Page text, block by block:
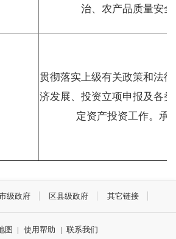
治、农产品质量安
贯彻落实上级有关政策和法
济发展、投资立项申报及各
定资产投资工作。承
级政府 区县级政府 其它链接
图 | 使用帮助 | 联系我们